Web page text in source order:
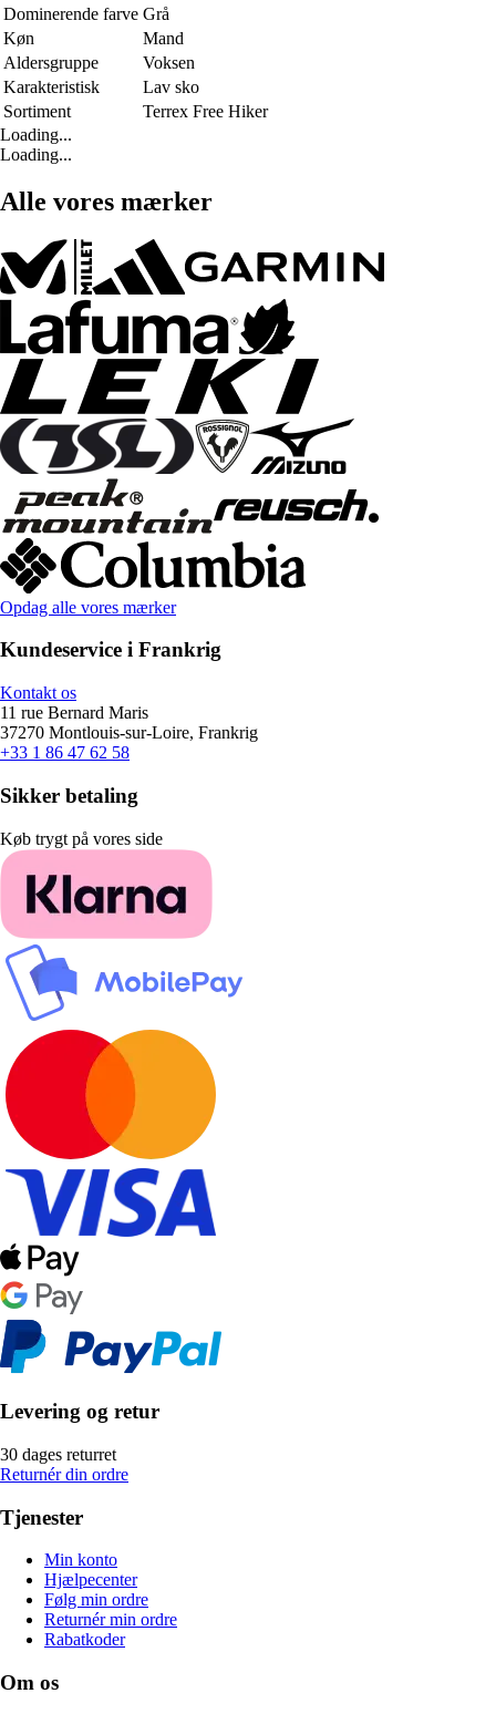
Dominerende farve Grå
Køn
Mand
Aldersgruppe
Voksen
Karakteristisk
Lav sko
Sortiment
Terrex Free Hiker
Loading...
Loading...
Alle vores mærker
Opdag alle vores mærker
Kundeservice i Frankrig
Kontakt os
11 rue Bernard Maris
37270 Montlouis-sur-Loire, Frankrig
+33 1 86 47 62 58
Sikker betaling
Køb trygt på vores side
Levering og retur
30 dages returret
Returnér din ordre
Tjenester
Min konto
Hjælpecenter
Følg min ordre
Returnér min ordre
Rabatkoder
Om os